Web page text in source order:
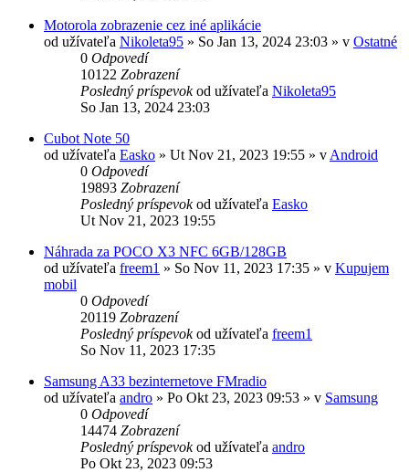
Motorola zobrazenie cez iné aplikácie
od užívateľa Nikoleta95 » So Jan 13, 2024 23:03 » v Ostatné
0 Odpovedí
10122 Zobrazení
Posledný príspevokod užívateľa Nikoleta95
So Jan 13, 2024 23:03
Cubot Note 50
od užívateľa Easko » Ut Nov 21, 2023 19:55 » v Android
0 Odpovedí
19893 Zobrazení
Posledný príspevokod užívateľa Easko
Ut Nov 21, 2023 19:55
Náhrada za POCO X3 NFC 6GB/128GB
od užívateľa freem1 » So Nov 11, 2023 17:35 » v Kupujem
mobil
0 Odpovedí
20119 Zobrazení
Posledný príspevokod užívateľa freem1
So Nov 11, 2023 17:35
Samsung A33 bezinternetove FMradio
od užívateľa andro » Po Okt 23, 2023 09:53 » v Samsung
0 Odpovedí
14474 Zobrazení
Posledný príspevokod užívateľa andro
Po Okt 23, 2023 09:53